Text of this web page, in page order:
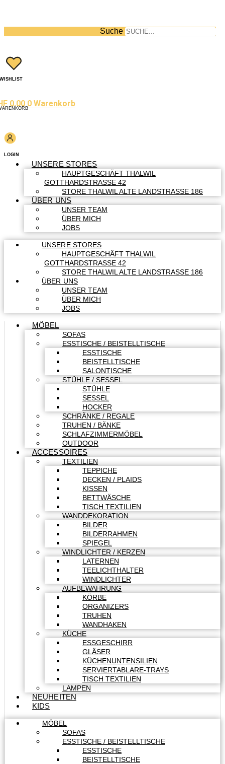
Suche
WISHLIST
0.00 0 Warenkorb
LOGIN
UNSERE STORES
HAUPTGESCHÄFT THALWIL
GOTTHARDSTRASSE 42
STORE THALWIL ALTE LANDSTRASSE 186
ÜBER UNS
UNSER TEAM
ÜBER MICH
JOBS
UNSERE STORES
HAUPTGESCHÄFT THALWIL
GOTTHARDSTRASSE 42
STORE THALWIL ALTE LANDSTRASSE 186
ÜBER UNS
UNSER TEAM
ÜBER MICH
JOBS
MÖBEL
SOFAS
ESSTISCHE / BEISTELLTISCHE
ESSTISCHE
BEISTELLTISCHE
SALONTISCHE
STÜHLE / SESSEL
STÜHLE
SESSEL
HOCKER
SCHRÄNKE / REGALE
TRUHEN / BÄNKE
SCHLAFZIMMERMÖBEL
OUTDOOR
ACCESSOIRES
TEXTILIEN
TEPPICHE
DECKEN / PLAIDS
KISSEN
BETTWÄSCHE
TISCH TEXTILIEN
WANDDEKORATION
BILDER
BILDERRAHMEN
SPIEGEL
WINDLICHTER / KERZEN
LATERNEN
TEELICHTHALTER
WINDLICHTER
AUFBEWAHRUNG
KÖRBE
ORGANIZERS
TRUHEN
WANDHAKEN
KÜCHE
ESSGESCHIRR
GLÄSER
KÜCHENUNTENSILIEN
SERVIERTABLARE-TRAYS
TISCH TEXTILIEN
LAMPEN
NEUHEITEN
KIDS
MÖBEL
SOFAS
ESSTISCHE / BEISTELLTISCHE
ESSTISCHE
BEISTELLTISCHE